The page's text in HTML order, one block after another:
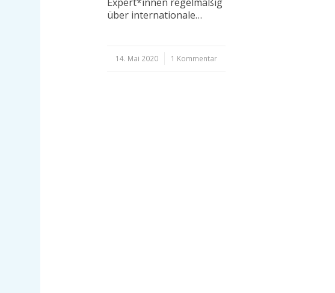
über internationale…
14. Mai 2020 1 Kommentar